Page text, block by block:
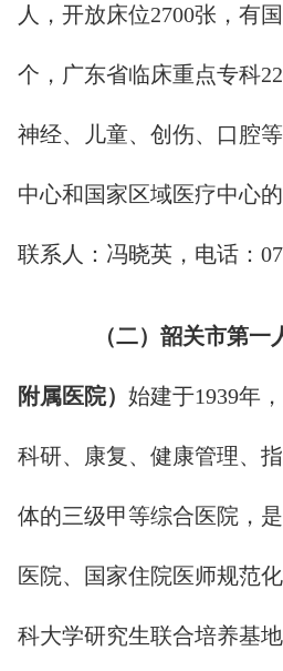
人，开放床位2700张，有
个，广东省临床重点专科
神经、儿童、创伤、口腔
中心和国家区域医疗中心
联系人：冯晓英，电话：
（二）韶关市第一
附属医院） 始建于1939年
科研、康复、健康管理、
体的三级甲等综合医院，
医院、国家住院医师规范
科大学研究生联合培养基